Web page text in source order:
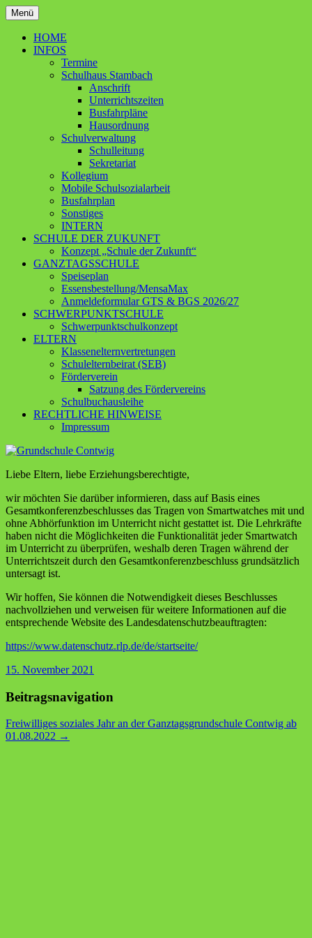
Zum
Inhalt
springen
Grundschule Contwig
Menü
HOME
INFOS
Termine
Schulhaus Stambach
Anschrift
Unterrichtszeiten
Busfahrpläne
Hausordnung
Schulverwaltung
Schulleitung
Sekretariat
Kollegium
Mobile Schulsozialarbeit
Busfahrplan
Sonstiges
INTERN
SCHULE DER ZUKUNFT
Konzept „Schule der Zukunft“
GANZTAGSSCHULE
Speiseplan
Essensbestellung/MensaMax
Anmeldeformular GTS & BGS 2026/27
SCHWERPUNKTSCHULE
Schwerpunktschulkonzept
ELTERN
Klassenelternvertretungen
Schulelternbeirat (SEB)
Förderverein
Satzung des Fördervereins
Schulbuchausleihe
RECHTLICHE HINWEISE
Impressum
Liebe Eltern, liebe Erziehungsberechtigte,
wir möchten Sie darüber informieren, dass auf Basis eines
Gesamtkonferenzbeschlusses das Tragen von Smartwatches mit und
ohne Abhörfunktion im Unterricht nicht gestattet ist. Die Lehrkräfte
haben nicht die Möglichkeiten die Funktionalität jeder Smartwatch
im Unterricht zu überprüfen, weshalb deren Tragen während der
Unterrichtszeit durch den Gesamtkonferenzbeschluss grundsätzlich
untersagt ist.
Wir hoffen, Sie können die Notwendigkeit dieses Beschlusses
nachvollziehen und verweisen für weitere Informationen auf die
entsprechende Website des Landesdatenschutzbeauftragten:
https://www.datenschutz.rlp.de/de/startseite/
15. November 2021
Beitragsnavigation
Freiwilliges soziales Jahr an der Ganztagsgrundschule Contwig ab
01.08.2022 →